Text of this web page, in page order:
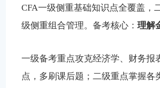
CFA一级侧重基础知识点全覆盖，
级侧重组合管理。备考核心：理解
一级备考重点攻克经济学、财务报
点，多刷课后题；二级重点掌握各